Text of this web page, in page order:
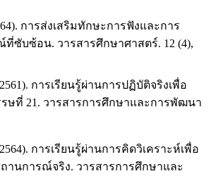
การส่งเสริมทักษะการฟังและการ
ซับซ้อน. วารสารศึกษาศาสตร์. 12 (4),
การเรียนรู้ผ่านการปฏิบัติจริงเพื่อ
ที่ 21. วารสารการศึกษาและการพัฒนา
การเรียนรู้ผ่านการคิดวิเคราะห์เพื่อ
านการณ์จริง. วารสารการศึกษาและ